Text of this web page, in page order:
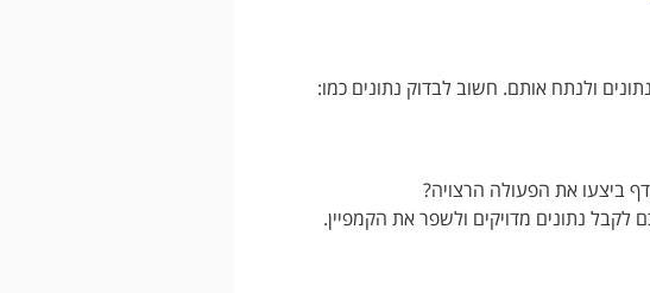
ולנתח אותם. חשוב לבדוק נתונים כמו:
ביצעו את הפעולה הרצויה?